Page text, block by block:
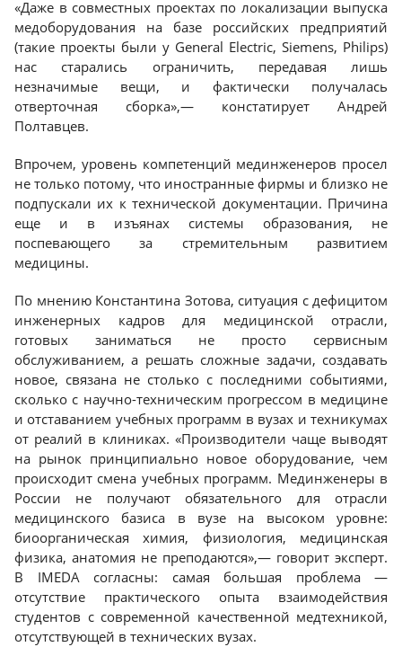
«Даже в совместных проектах по локализации выпуска
медоборудования на базе российских предприятий
(такие проекты были у General Electric, Siemens, Philips)
нас старались ограничить, передавая лишь
незначимые вещи, и фактически получалась
отверточная сборка»,— констатирует Андрей
Полтавцев.
Впрочем, уровень компетенций мединженеров просел
не только потому, что иностранные фирмы и близко не
подпускали их к технической документации. Причина
еще и в изъянах системы образования, не
поспевающего за стремительным развитием
медицины.
По мнению Константина Зотова, ситуация с дефицитом
инженерных кадров для медицинской отрасли,
готовых заниматься не просто сервисным
обслуживанием, а решать сложные задачи, создавать
новое, связана не столько с последними событиями,
сколько с научно-техническим прогрессом в медицине
и отставанием учебных программ в вузах и техникумах
от реалий в клиниках. «Производители чаще выводят
на рынок принципиально новое оборудование, чем
происходит смена учебных программ. Мединженеры в
России не получают обязательного для отрасли
медицинского базиса в вузе на высоком уровне:
биоорганическая химия, физиология, медицинская
физика, анатомия не преподаются»,— говорит эксперт.
В IMEDA согласны: самая большая проблема —
отсутствие практического опыта взаимодействия
студентов с современной качественной медтехникой,
отсутствующей в технических вузах.